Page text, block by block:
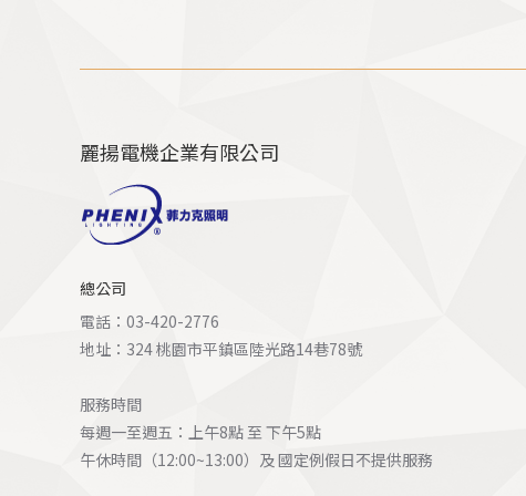
麗揚電機企業有限公司
總公司
電話：03-420-2776
地址：324 桃園市平鎮區陸光路14巷78號
服務時間
每週一至週五：上午8點 至 下午5點
午休時間（12:00~13:00）及 國定例假日不提供服務